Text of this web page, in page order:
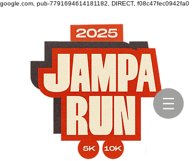
google.com, pub-7791694614181182, DIRECT, f08c47fec0942fa0